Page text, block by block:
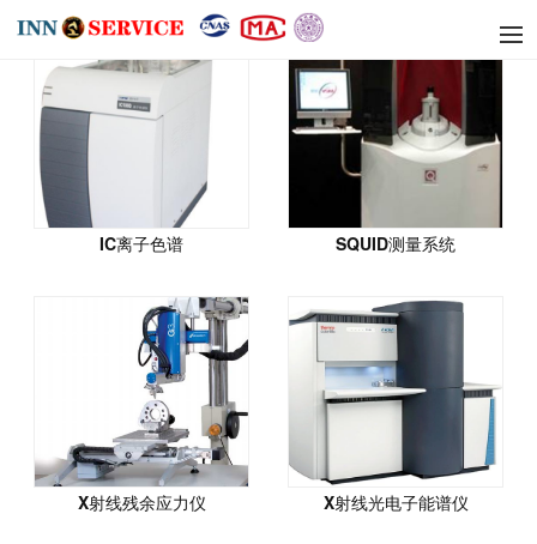
IC离子色谱 SQUID测量系统
X射线残余应力仪 X射线光电子能谱仪